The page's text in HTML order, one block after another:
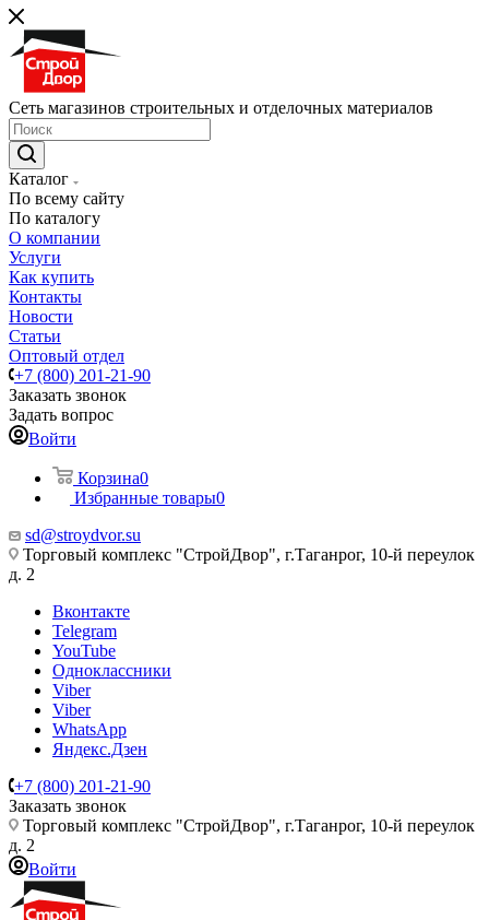
Сеть магазинов строительных и отделочных материалов
Каталог
По всему сайту
По каталогу
О компании
Услуги
Как купить
Контакты
Новости
Статьи
Оптовый отдел
+7 (800) 201-21-90
Заказать звонок
Задать вопрос
Войти
Корзина0
Избранные товары0
sd@stroydvor.su
Торговый комплекс "СтройДвор", г.Таганрог, 10-й переулок
д. 2
Вконтакте
Telegram
YouTube
Одноклассники
Viber
Viber
WhatsApp
Яндекс.Дзен
+7 (800) 201-21-90
Заказать звонок
Торговый комплекс "СтройДвор", г.Таганрог, 10-й переулок
д. 2
Войти